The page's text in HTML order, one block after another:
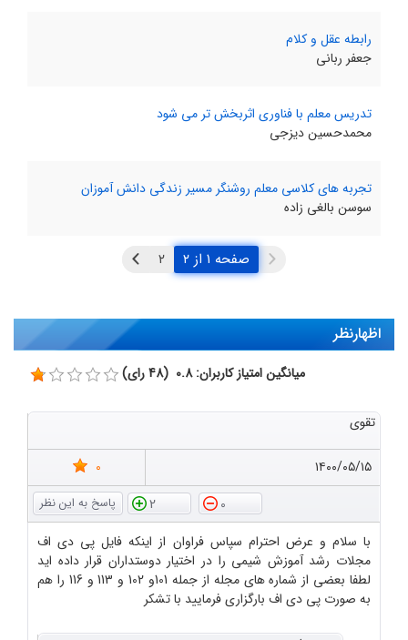
رابطه عقل و کلام
جعفر ربانی
تدریس معلم با فناوری اثربخش‌ تر می‌ شود
محمدحسین دیزجی
تجربه‌ های کلاسی معلم روشنگر مسیر زندگی دانش‌ آموزان
سوسن بالغی‌ زاده
صفحه ۱ از ۲
اظهارنظر
میانگین امتیاز کاربران: 0.8 (48 رای)
تقوی
۱۴۰۰/۰۵/۱۵
0
0
2
با سلام و عرض احترام سپاس فراوان از اینکه فایل پی دی اف
مجلات رشد آموزش شیمی را در اختیار دوستداران قرار داده اید
لطفا بعضی از شماره های مجله از جمله 101و 102 و 113 و 116 را هم
به صورت پی دی اف بارگزاری فرمایید با تشکر